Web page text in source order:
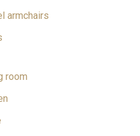
armchairs
room